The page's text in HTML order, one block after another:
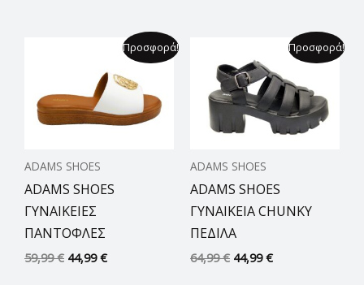
Προσφορά!
ADAMS SHOES
ADAMS SHOES
ΓΥΝΑΙΚΕΙΕΣ
ΠΑΝΤΟΦΛΕΣ
59,99€
59,99 €.
44,99€
τρέχουσα
τιμή
είναι:
44,99 €.
Προσφορά!
ADAMS SHOES
ADAMS SHOES
ΓΥΝΑΙΚΕΙΑ CHUNKY
ΠΕΔΙΛΑ
64,99€
price
was:
64,99 €.
44,99€
τρέχουσα
τιμή
είναι:
44,99 €.